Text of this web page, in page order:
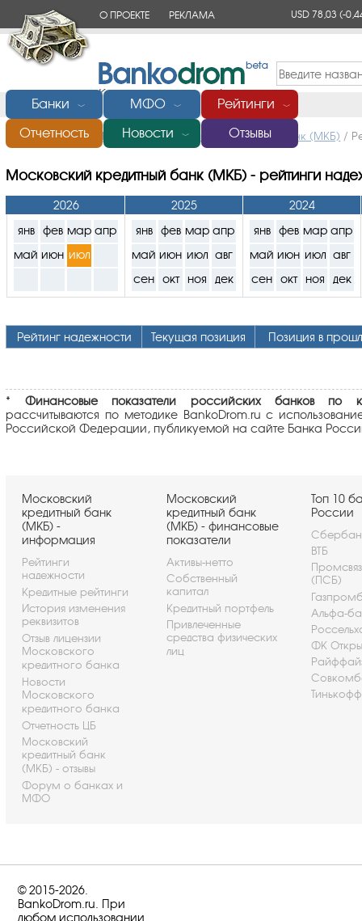
О ПРОЕКТЕ РЕКЛАМА USD 78,03(-
Банки ﹀ МФО ﹀ Рейтинги ﹀
Отчетность Новости ﹀ Отзывы
Главная/Банки России/Московский кредитный банк (МКБ) /
Московский кредитный банк (МКБ) - рейтинги
2026 2025
2024
янв
фев мар апр
май июн июл
янв фев мар апр
май июн июл авг
сен окт ноя дек
янв фев мар апр
май июн июл авг
сен окт ноя дек
Рейтинг надежности Текущая позиция Позиция в
* Финансовые показатели российских банков по
рассчитываются по методике BankoDrom.ru с
Российской Федерации, публикуемой на сайте Банка
Московский
кредитный банк
(МКБ) -
информация
Рейтинги
надежности
Кредитные рейтинги
История изменения
реквизитов
Отзыв лицензии
Московского
кредитного банка
Новости
Московского
кредитного банка
Отчетность ЦБ
Московский
кредитный банк
(МКБ) - отзывы
Форум о банках и
МФО
Московский
кредитный банк
(МКБ) - финансовые
показатели
Активы-нетто
Собственный
капитал
Кредитный портфель
Привлеченные
средства физических
лиц
Топ 10
России
ВТБ
(ПСБ)
Альфа-
ФК
© 2015-2026.
BankoDrom.ru. При
любом использовании